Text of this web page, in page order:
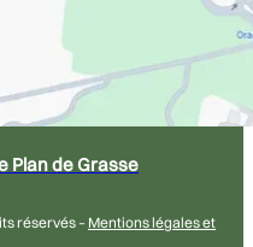
Plan de Grasse
réservés – Mentions légales et